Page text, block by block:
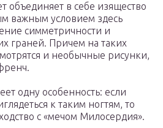
объединяет в себе изящество
важным условием здесь
симметричности и
граней. Причем на таких
и необычные рисунки,
одну особенность: если
к таким ногтям, то
с «мечом Милосердия».